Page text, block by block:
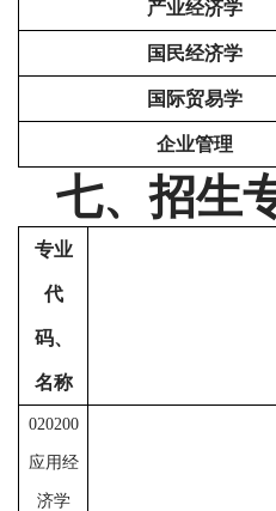
产业经济学
国民经济学
国际贸易学
企业管理
七、招生
专业
代
码、
名称
020200
应用经
济学